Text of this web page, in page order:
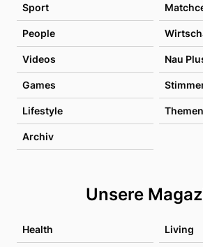
Sport
People
Videos Nau
Games
Lifestyle Themen
Archiv
Unsere
Health Living